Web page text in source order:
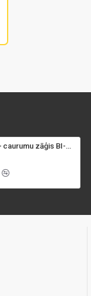
SPECIALIST+ caurumu zāģis BI-METAL, 92 mm